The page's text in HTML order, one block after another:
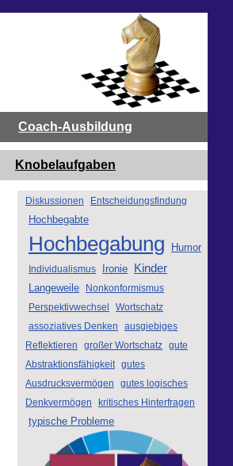
Coach-Ausbildung
Knobelaufgaben
Diskussionen Entscheidungsfindung
Hochbegabte
Hochbegabung Humor
Individualismus Ironie Kinder
Langeweile
Nonkonformismus
Perspektivwechsel
Wortschatz
assoziatives Denken
ausgiebiges
Reflektieren
großer Wortschatz gute
Abstraktionsfähigkeit gutes
Ausdrucksvermögen
gutes logisches
Denkvermögen
kritisches Hinterfragen
typische Probleme